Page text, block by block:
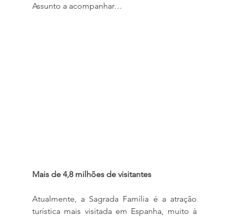
Assunto a acompanhar…
Mais de 4,8 milhões de visitantes
Atualmente, a Sagrada Família é a atração
turística mais visitada em Espanha, muito à